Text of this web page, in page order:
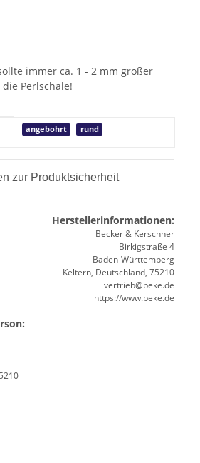
immer ca. 1 - 2 mm größer
Perlschale!
angebohrt rund
zur Produktsicherheit
Herstellerinformationen:
Becker & Kerschner
Birkigstraße 4
Baden-Württemberg
Keltern, Deutschland, 75210
vertrieb@beke.de
https://www.beke.de